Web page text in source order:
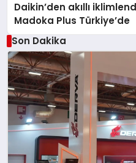
Daikin’den akıllı
Madoka Plus Türkiye’de
Son Dakika